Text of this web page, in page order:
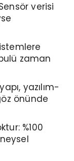
verisi
zaman
yazılım-
önünde
%100